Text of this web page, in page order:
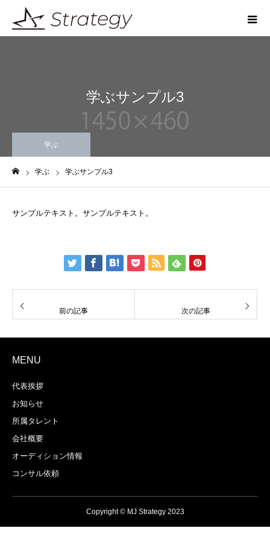
学ぶサンプル3
学ぶ
学ぶ 学ぶサンプル3
サンプルテキスト。サンプルテキスト。
前の記事 次の記事
MENU
代表挨拶
お知らせ
所属タレント
会社概要
オーディション情報
コンサル依頼
Copyright © MJ Strategy 2023